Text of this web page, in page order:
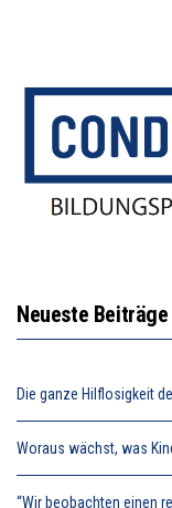
Neueste Beiträge
Die ganze Hilflosigkeit
Woraus wächst, was
“Wir beobachten einen